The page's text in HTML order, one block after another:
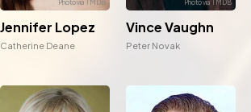
Jennifer Lopez
Catherine Deane
Vince Vaughn
Peter Novak